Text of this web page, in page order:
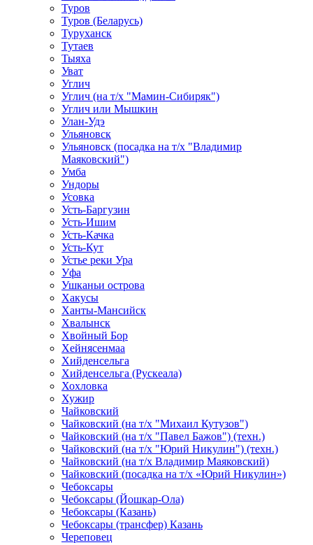
Туров
Туров (Беларусь)
Туруханск
Тутаев
Тыяха
Уват
Углич
Углич (на т/х "Мамин-Сибиряк")
Углич или Мышкин
Улан-Удэ
Ульяновск
Ульяновск (посадка на т/х "Владимир
Маяковский")
Умба
Ундоры
Усовка
Усть-Баргузин
Усть-Ишим
Усть-Качка
Усть-Кут
Устье реки Ура
Уфа
Ушканьи острова
Хакусы
Ханты-Мансийск
Хвалынск
Хвойный Бор
Хейнясенмаа
Хийденсельга
Хийденсельга (Рускеала)
Хохловка
Хужир
Чайковский
Чайковский (на т/х "Михаил Кутузов")
Чайковский (на т/х "Павел Бажов") (техн.)
Чайковский (на т/х "Юрий Никулин") (техн.)
Чайковский (на т/х Владимир Маяковский)
Чайковский (посадка на т/х «Юрий Никулин»)
Чебоксары
Чебоксары (Йошкар-Ола)
Чебоксары (Казань)
Чебоксары (трансфер) Казань
Череповец